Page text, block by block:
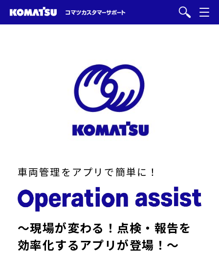
車両管理をアプリで簡単に！
～現場が変わる！点検・報告を
効率化するアプリが登場！～